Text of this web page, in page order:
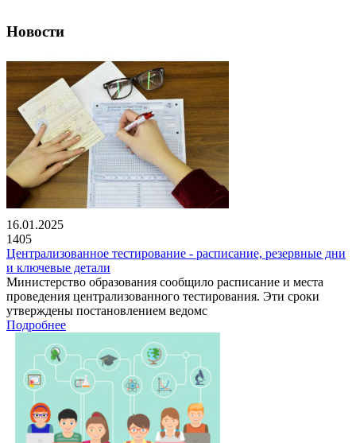
Новости
16.01.2025
1405
Централизованное тестирование - расписание, резервные дни
и ключевые детали
Министерство образования сообщило расписание и места
проведения централизованного тестирования. Эти сроки
утверждены постановлением ведомс
Подробнее